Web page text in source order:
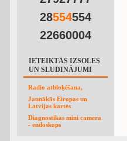
28554554
22660004
IETEIKTĀS IZSOLES
UN SLUDINĀJUMI
Radio atbloķēšana,
Jaunākās Eiropas un
Latvijas kartes
Diagnostikas mini camera
- endoskops